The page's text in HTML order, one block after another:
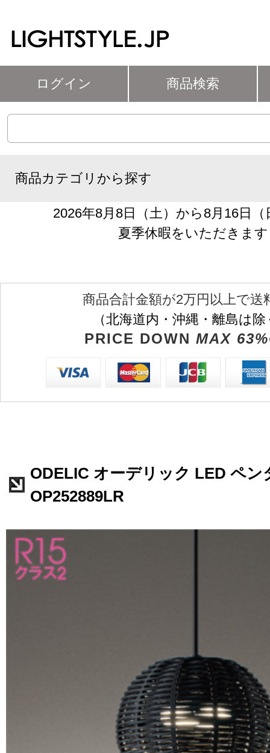
ログイン 商品検索
商品カテゴリから探す
2026年8月8日（土）から8月16日
夏季休暇をいただきます
商品合計金額が2万円以上で送
（北海道内・沖縄・離島は
PRICE DOWN MAX
ODELIC オーデリック LED ペン
OP252889LR